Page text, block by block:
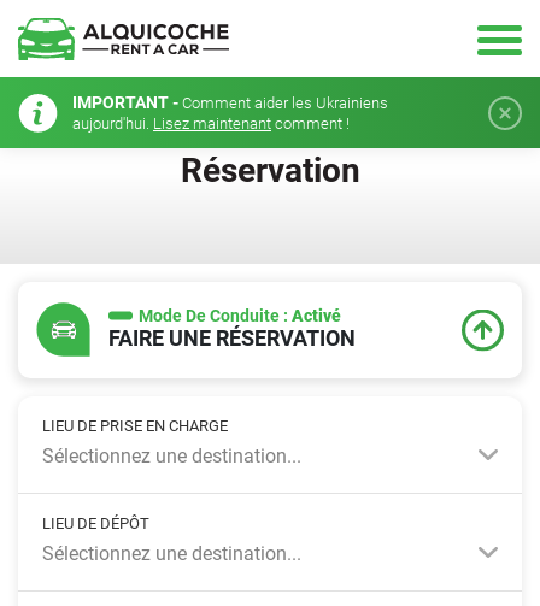
IMPORTANT - Comment aider les Ukrainiens
aujourd'hui. Lisez maintenant comment !
Réservation
Mode De Conduite : Activé
FAIRE UNE RÉSERVATION
LIEU DE PRISE EN CHARGE
Sélectionnez une destination...
LIEU DE DÉPÔT
Sélectionnez une destination...